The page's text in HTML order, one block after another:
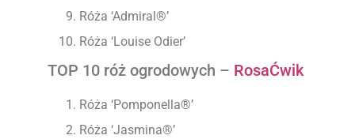
Róża ‘Admiral®’
Róża ‘Louise Odier’
TOP 10 róż ogrodowych – RosaĆwik
Róża ‘Pomponella®’
Róża ‘Jasmina®’